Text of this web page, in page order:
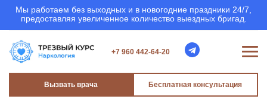
Мы работаем без выходных и в новогодние праздники 24/7,
предоставляя увеличенное количество выездных бригад.
+7 960 442-64-20
Вызвать врача Бесплатная консультация